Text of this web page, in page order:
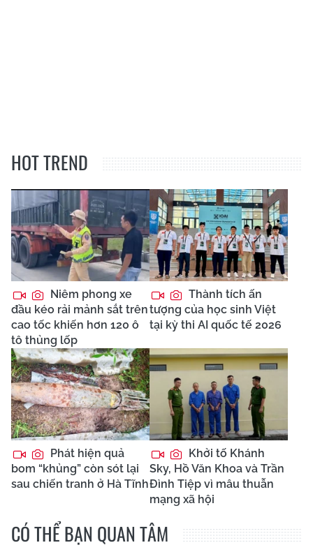
HOT TREND
Niêm phong xe
đầu kéo rải mảnh sắt trên
cao tốc khiến hơn 120 ô
tô thủng lốp
Thành tích ấn
tượng của học sinh Việt
tại kỳ thi AI quốc tế 2026
Phát hiện quả
bom “khủng” còn sót lại
sau chiến tranh ở Hà Tĩnh
Khởi tố Khánh
Sky, Hồ Văn Khoa và Trần
Đình Tiệp vì mâu thuẫn
mạng xã hội
CÓ THỂ BẠN QUAN TÂM